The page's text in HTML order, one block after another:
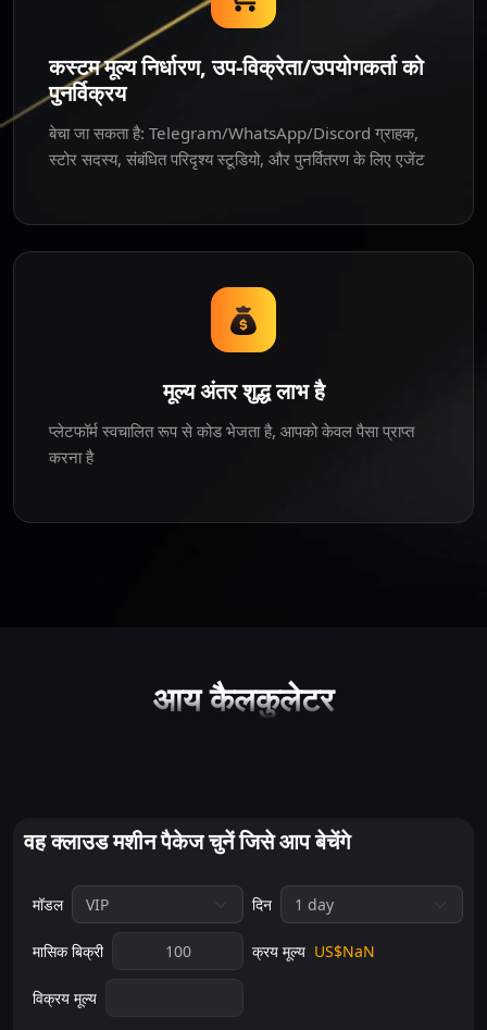
कस्टम मूल्य निर्धारण, उप-विक्रेता/उपयोगकर्ता को
पुनर्विक्रय
बेचा जा सकता है: Telegram/WhatsApp/Discord ग्राहक,
स्टोर सदस्य, संबंधित परिदृश्य स्टूडियो, और पुनर्वितरण के लिए एजेंट
मूल्य अंतर शुद्ध लाभ है
प्लेटफॉर्म स्वचालित रूप से कोड भेजता है, आपको केवल पैसा प्राप्त
करना है
आय कैलकुलेटर
वह क्लाउड मशीन पैकेज चुनें जिसे आप बेचेंगे
मॉडल दिन
मासिक बिक्री क्रय मूल्य US$NaN
विक्रय मूल्य